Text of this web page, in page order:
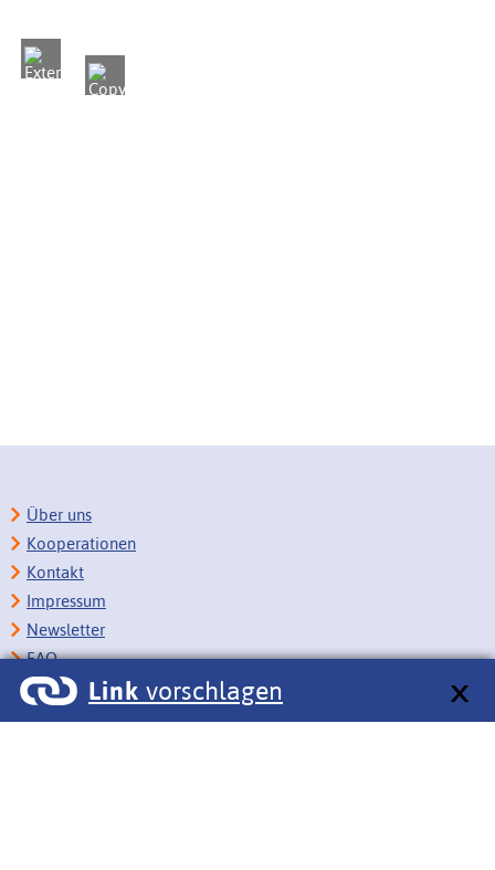
Link vorschlagen
Über uns
Kooperationen
Kontakt
Impressum
Newsletter
FAQ
Copyright